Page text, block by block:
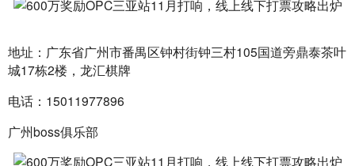
地址：广东省广州市番禺区钟村街钟三村105国道旁鼎泰茶叶
城17栋2楼，龙汇棋牌
电话：15011977896
广州boss俱乐部